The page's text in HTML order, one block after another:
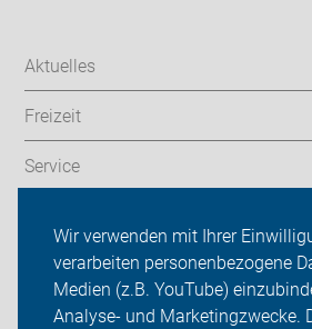
Wir verwenden mit Ihrer
verarbeiten personenbezogene
Medien (z.B. YouTube)
Analyse- und Marketingzwecke.
Aktuelles
Freizeit
Service
ADFC Sachsen
Sei dabei